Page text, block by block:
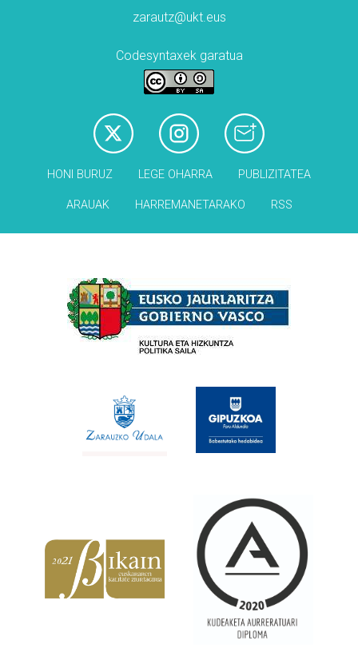
zarautz@ukt.eus
Codesyntaxek garatua
HONI BURUZ LEGE OHARRA PUBLIZITATEA
ARAUAK HARREMANETARAKO RSS